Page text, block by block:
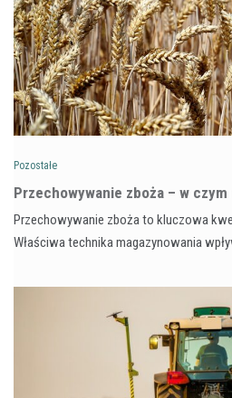
Pozostałe
Przechowywanie zboża – w
Przechowywanie zboża to kluczowa
Właściwa technika magazynowania